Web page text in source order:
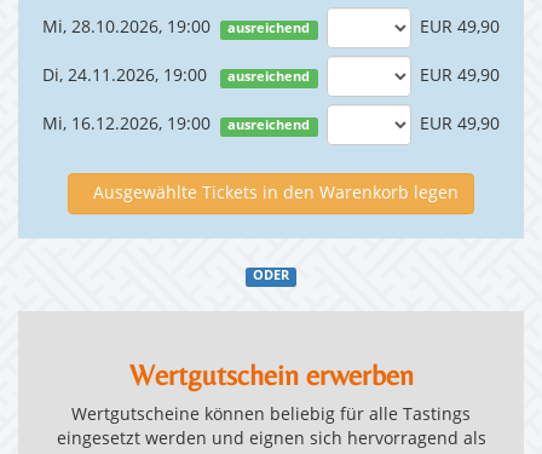
Mi, 28.10.2026, 19:00 ausreichend EUR 49,90
Di, 24.11.2026, 19:00 ausreichend EUR 49,90
Mi, 16.12.2026, 19:00 ausreichend EUR 49,90
Ausgewählte Tickets in den Warenkorb legen
ODER
Wertgutschein erwerben
Wertgutscheine können beliebig für alle Tastings
eingesetzt werden und eignen sich hervorragend als